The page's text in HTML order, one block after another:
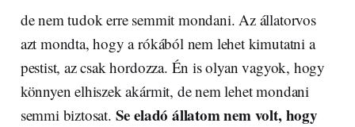
de nem tudok erre semmit mondani. Az állatorvos
azt mondta, hogy a rókából nem lehet kimutatni a
pestist, az csak hordozza. Én is olyan vagyok, hogy
könnyen elhiszek akármit, de nem lehet mondani
semmi biztosat. Se eladó állatom nem volt, hogy